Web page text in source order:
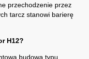
przechodzenie przez
tarcz stanowi barierę
H12?
budowa typu